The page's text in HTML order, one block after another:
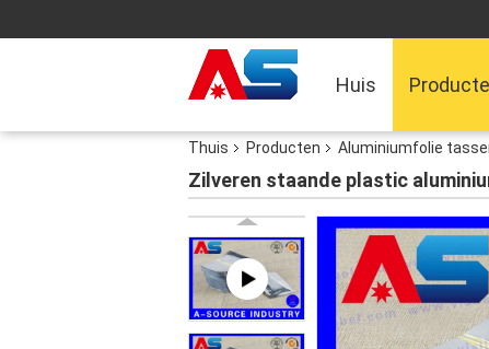
Huis
Thuis Producten Aluminiumfolie
Zilveren staande plastic